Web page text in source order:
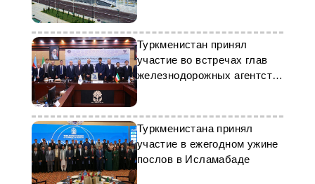
урожая
Туркменистан принял
участие во встречах глав
железнодорожных агентств
ОЭС
Туркменистана принял
участие в ежегодном ужине
послов в Исламабаде